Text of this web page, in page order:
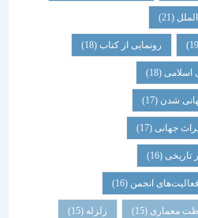
رونمایی از کتاب (18)
(18)
(17)
(17)
(16)
انجمن(16)
(15) زلزله